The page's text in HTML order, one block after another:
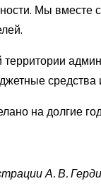
Мы вместе
на долгие
А. В.